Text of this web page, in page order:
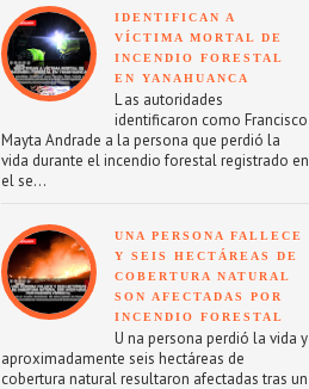
IDENTIFICAN A
VÍCTIMA MORTAL DE
INCENDIO FORESTAL
EN YANAHUANCA
L as autoridades
identificaron como Francisco
Mayta Andrade a la persona que perdió la
vida durante el incendio forestal registrado en
el se...
UNA PERSONA FALLECE
Y SEIS HECTÁREAS DE
COBERTURA NATURAL
SON AFECTADAS POR
INCENDIO FORESTAL
U na persona perdió la vida y
aproximadamente seis hectáreas de
cobertura natural resultaron afectadas tras un